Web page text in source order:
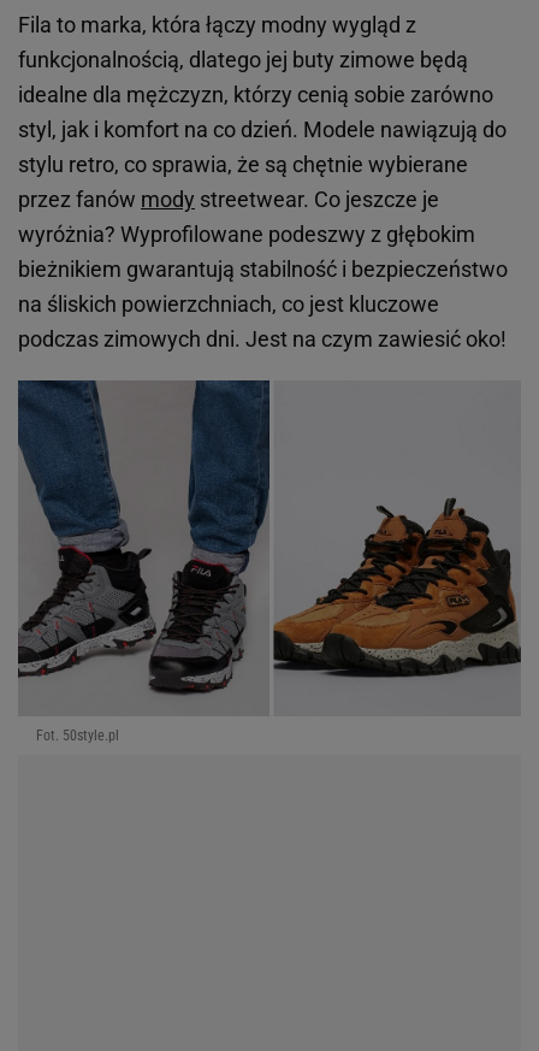
Fila to marka, która łączy modny wygląd z
funkcjonalnością, dlatego jej buty zimowe będą
idealne dla mężczyzn, którzy cenią sobie zarówno
styl, jak i komfort na co dzień. Modele nawiązują do
stylu retro, co sprawia, że są chętnie wybierane
przez fanów mody streetwear. Co jeszcze je
wyróżnia? Wyprofilowane podeszwy z głębokim
bieżnikiem gwarantują stabilność i bezpieczeństwo
na śliskich powierzchniach, co jest kluczowe
podczas zimowych dni. Jest na czym zawiesić oko!
Fot. 50style.pl